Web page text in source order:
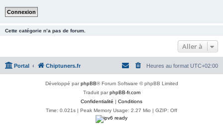
Cette catégorie n’a pas de forum.
Aller à
Portal Chiptuners.fr Heures au format UTC+02:00
Développé parphpBB® Forum Software © phpBB Limited
Traduit parphpBB-fr.com
Confidentialité | Conditions
Time: 0.021s | Peak Memory Usage: 2.27 Mio | GZIP: Off